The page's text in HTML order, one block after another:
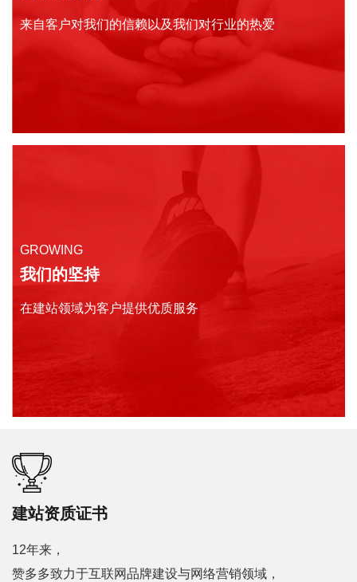
来自客户对我们的信赖以及我们对行业的热爱
GROWING
我们的坚持
在建站领域为客户提供优质服务
建站资质证书
12年来，
赞多多致力于互联网品牌建设与网络营销领域，